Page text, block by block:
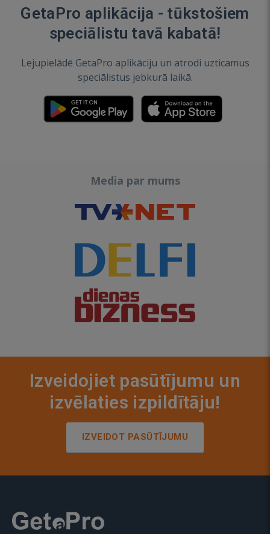
GetaPro aplikācija - tūkstošiem
speciālistu tavā kabatā!
Lejupielādē GetaPro aplikāciju un atrodi uzticamus
speciālistus jebkurā laikā.
Media par mums
Izveidojiet pasūtījumu un
izvēlaties izpildītāju!
IZVEIDOT PASŪTĪJUMU